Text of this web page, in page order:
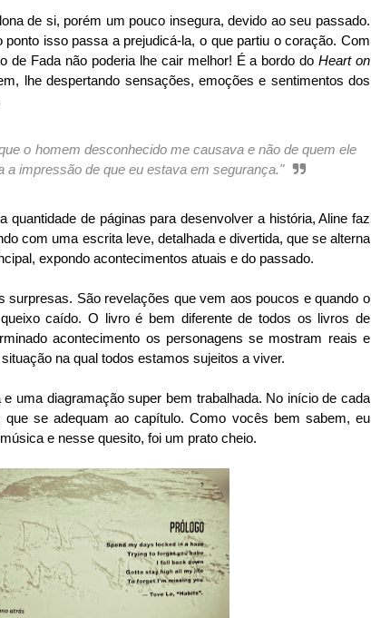
de si, porém um pouco insegura, devido ao seu passado.
isso passa a prejudicá-la, o que partiu o coração. Com
de Fada não poderia lhe cair melhor! É a bordo doHeart on
lhe despertando sensações, emoções e sentimentos dos
o homem desconhecido me causava e não de quem ele
a impressão de que eu estava em segurança."
quantidade de páginas para desenvolver a história, Aline faz
com uma escrita leve, detalhada e divertida, que se alterna
expondo acontecimentos atuais e do passado.
surpresas. São revelações que vem aos poucos e quando o
caído. O livro é bem diferente de todos os livros de
acontecimento os personagens se mostram reais e
na qual todos estamos sujeitos a viver.
uma diagramação super bem trabalhada. No início de cada
se adequam ao capítulo. Como vocês bem sabem, eu
e nesse quesito, foi um prato cheio.